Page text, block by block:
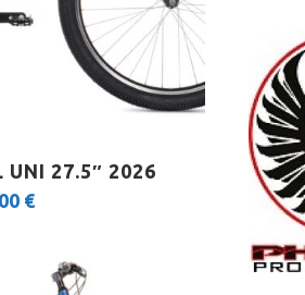
UNI 27.5″ 2026
€